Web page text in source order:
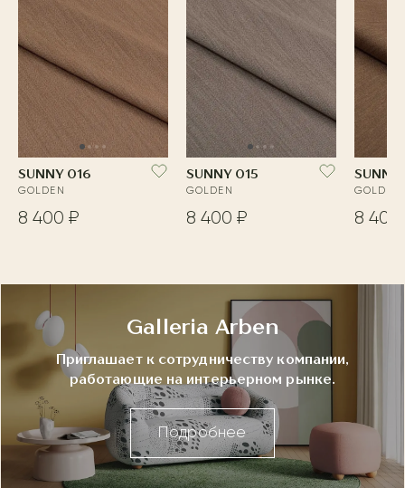
SUNNY 016
GOLDEN
8 400 ₽
SUNNY 015
GOLDEN
8 400 ₽
SUNNY
GOLDEN
8 400
Galleria Arben
Приглашает к сотрудничеству компании,
работающие на интерьерном рынке.
Подробнее